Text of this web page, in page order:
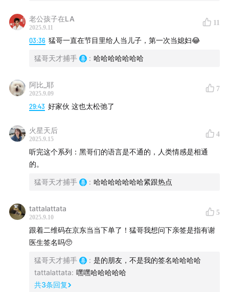
10:40 在非洲最难面对孩子
因为行医被袭击
29:50 手术做一半，护士下班了
45:10 最大的遗憾是不知道该遗憾什么
复仇青年的礼物
嘉宾：
援非医生谢无界
老公孩子在LA
2025.9.11
11
03:36 猛哥一直在节目里给人当儿子，第一次当媳妇😂
猛哥天才捕手 : 哈哈哈哈哈哈哈
阿比_耶
2025.9.09
7
29:43 好家伙 这也太松弛了
火星天后
2025.9.15
4
听完这个系列：黑哥们的语言是不通的，人类情感是相通
的。
猛哥天才捕手 : 哈哈哈哈哈哈哈紧跟热点
tattalattata
2025.9.10
5
跟着二维码在京东当当下单了！猛哥我想问下亲签是指有谢
医生签名吗🥺
猛哥天才捕手 : 是的朋友，不是我的签名哈哈哈哈
tattalattata: 嘿嘿哈哈哈哈哈
共3条回复